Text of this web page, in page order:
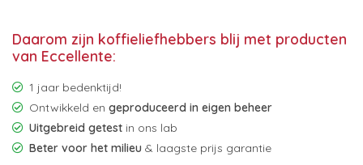
Daarom zijn koffieliefhebbers blij met producten
van Eccellente:
1 jaar bedenktijd!
Ontwikkeld en geproduceerd in eigen beheer
Uitgebreid getest in ons lab
Beter voor het milieu & laagste prijs garantie